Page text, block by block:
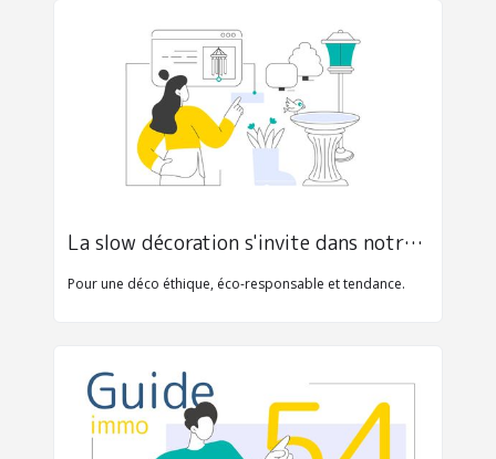
La slow décoration s'invite dans notre intérieur
Pour une déco éthique, éco-responsable et tendance.